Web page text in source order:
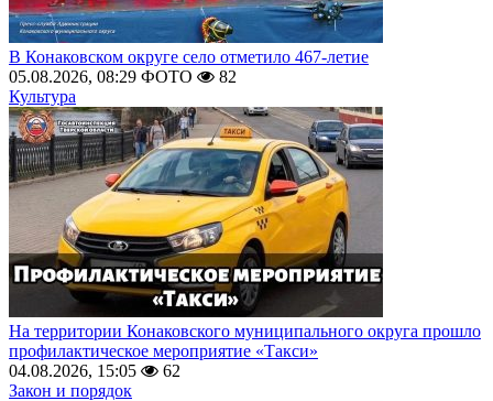
В Конаковском округе село отметило 467-летие
05.08.2026, 08:29 ФОТО
82
Культура
На территории Конаковского муниципального округа прошло
профилактическое мероприятие «Такси»
04.08.2026, 15:05
62
Закон и порядок